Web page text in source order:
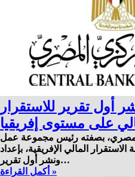
أول تقرير للاستقرار
على مستوى إفريقيا
بصفته رئيس مجموعة عمل
الاستقرار المالي الإفريقية، بإعداد
ونشر أول تقرير…
أكمل القراءة »